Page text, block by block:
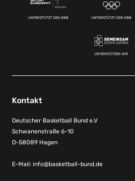
UNTERSTÜTZT DEN DBB UNTERSTÜTZT DEN DBB
UNTERSTÜTZEN WIR
Kontakt
Deutscher Basketball Bund e.V
Schwanenstraße 6-10
D-58089 Hagen
E-Mail: info@basketball-bund.de